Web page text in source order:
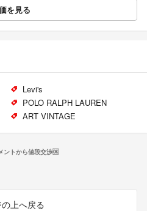
を見る
Levi's
POLO RALPH LAUREN
ART VINTAGE
ントから値段交渉🆗
上へ戻る